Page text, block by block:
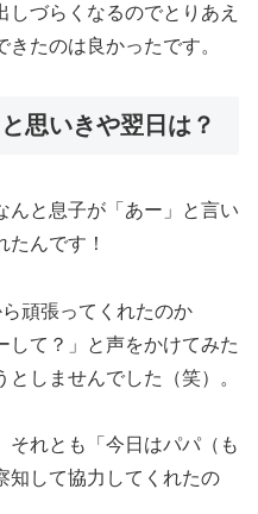
づらくなるのでとりあえ
たのは良かったです。
思いきや翌日は？
んと息子が「あー」と言い
んです！
頑張ってくれたのか
して？」と声をかけてみた
しませんでした（笑）。
それとも「今日はパパ（も
知して協力してくれたの